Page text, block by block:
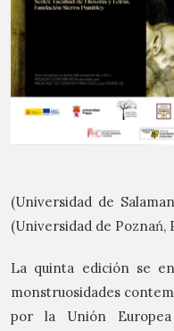
(Universidad de
(Universidad de Poznań,
La quinta edición se
monstruosidades
por la Unión